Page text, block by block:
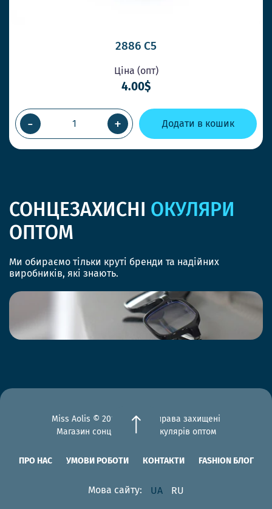
2886 C5
Ціна (опт)
4.00$
- + Додати в кошик
СОНЦЕЗАХИСНІ ОКУЛЯРИ
ОПТОМ
Ми обираємо тільки круті бренди та надійних
виробників, які знають.
Miss Aolis © 2012-2026 Всі права захищені
Магазин сонцезахисних окулярів оптом
ПРО НАС УМОВИ РОБОТИ КОНТАКТИ FASHION БЛОГ
Мова сайту: UA RU